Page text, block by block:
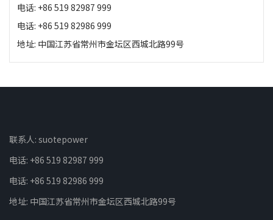
电话: +86 519 82987 999
电话: +86 519 82986 999
地址: 中国江苏省常州市金坛区西城北路99号
联系人: suotepower
电话: +86 519 82987 999
电话: +86 519 82986 999
地址: 中国江苏省常州市金坛区西城北路99号